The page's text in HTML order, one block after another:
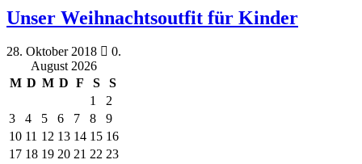
Unser Weihnachtsoutfit für Kinder
28. Oktober 2018
0.
August 2026
M D M D F S
S
1
2
3
4 5 6 7 8
9
10 11 12 13 14 15 16
17 18 19 20 21 22 23